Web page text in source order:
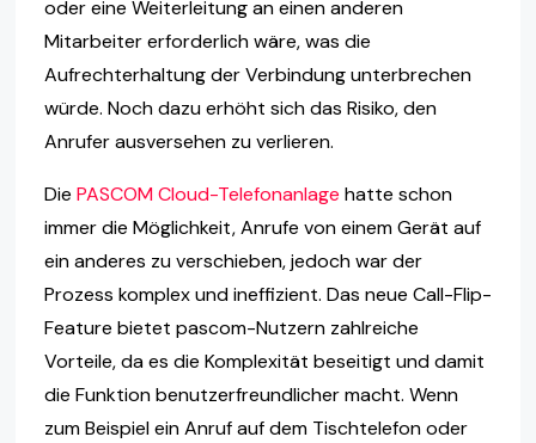
oder eine Weiterleitung an einen anderen
Mitarbeiter erforderlich wäre, was die
Aufrechterhaltung der Verbindung unterbrechen
würde. Noch dazu erhöht sich das Risiko, den
Anrufer ausversehen zu verlieren.
Die PASCOM Cloud-Telefonanlage hatte schon
immer die Möglichkeit, Anrufe von einem Gerät auf
ein anderes zu verschieben, jedoch war der
Prozess komplex und ineffizient. Das neue Call-Flip-
Feature bietet pascom-Nutzern zahlreiche
Vorteile, da es die Komplexität beseitigt und damit
die Funktion benutzerfreundlicher macht. Wenn
zum Beispiel ein Anruf auf dem Tischtelefon oder